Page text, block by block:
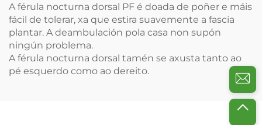
A férula nocturna dorsal PF é doada de poñer e máis
fácil de tolerar, xa que estira suavemente a fascia
plantar. A deambulación pola casa non supón
ningún problema.
A férula nocturna dorsal tamén se axusta tanto ao
pé esquerdo como ao dereito.